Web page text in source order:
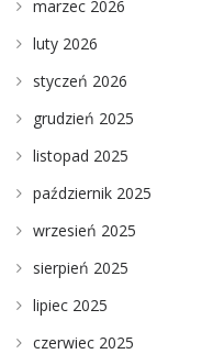
marzec 2026
luty 2026
styczeń 2026
grudzień 2025
listopad 2025
październik 2025
wrzesień 2025
sierpień 2025
lipiec 2025
czerwiec 2025